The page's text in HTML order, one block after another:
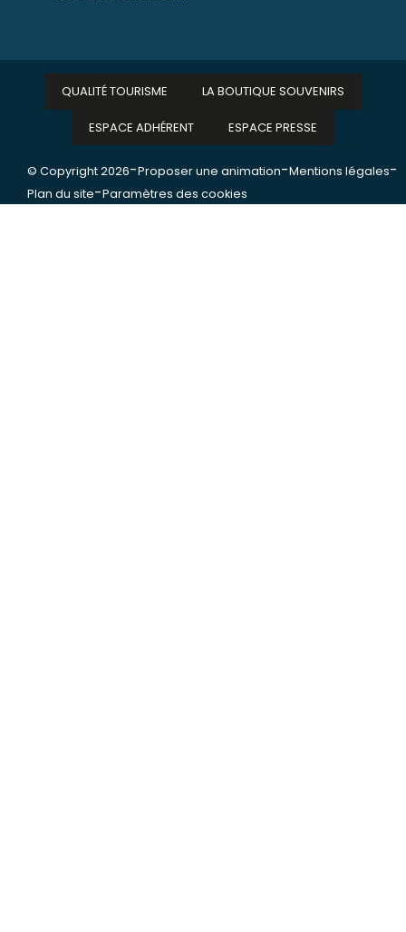
© Copyright 2026-Proposer une animation-Mentions légales-
Plan du site-Paramètres des cookies
QUALITÉ TOURISME LA BOUTIQUE SOUVENIRS
ESPACE ADHÉRENT ESPACE PRESSE